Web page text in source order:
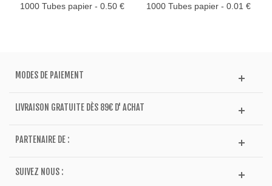
1000 Tubes papier - 0.50 € 1000 Tubes papier - 0.01 €
MODES DE PAIEMENT
LIVRAISON GRATUITE DÈS 89€ D' ACHAT
PARTENAIRE DE :
SUIVEZ NOUS :